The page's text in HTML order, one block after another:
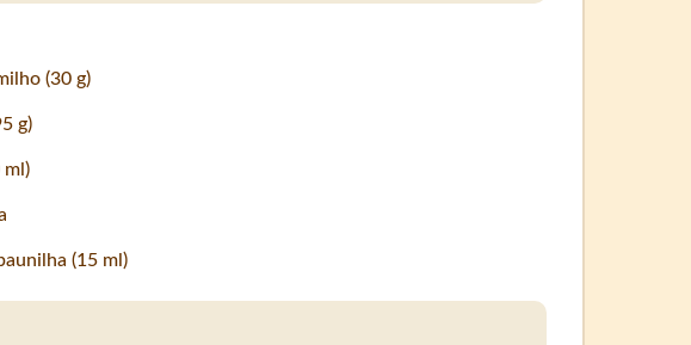
(30 g)
g)
ml)
(15 ml)